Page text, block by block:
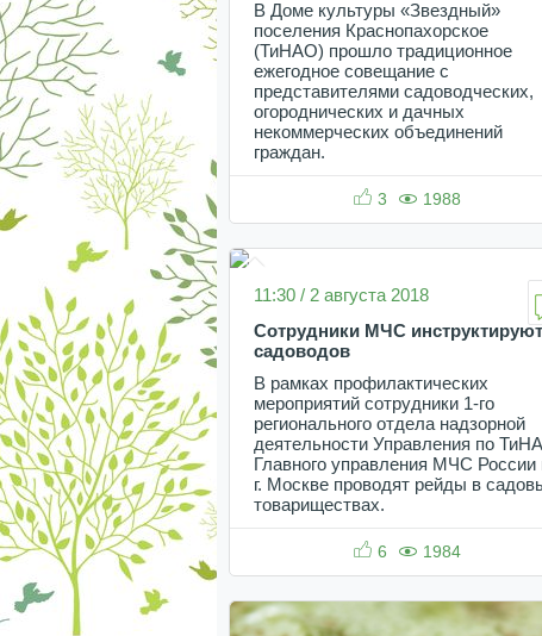
В Доме культуры «Звездный»
поселения Краснопахорское
(ТиНАО) прошло традиционное
ежегодное совещание с
представителями садоводческих,
огороднических и дачных
некоммерческих объединений
граждан.
3 1988
11:30 / 2 августа 2018
Сотрудники МЧС инструктируют
садоводов
В рамках профилактических
мероприятий сотрудники 1-го
регионального отдела надзорной
деятельности Управления по
Главного управления МЧС России
г. Москве проводят рейды в
товариществах.
6 1984